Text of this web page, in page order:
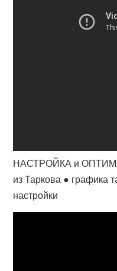
НАСТРОЙКА и
из Таркова ● графика
настройки